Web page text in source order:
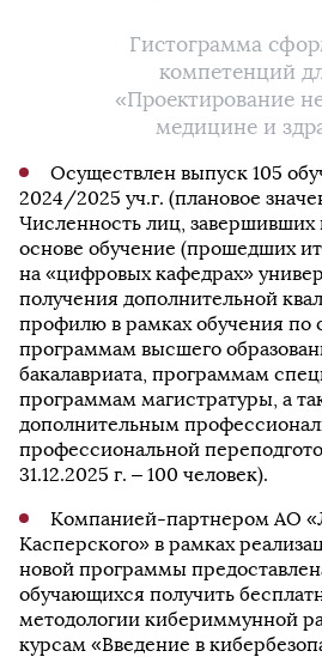
Гистограмма
компетенций
«Проектирование
медицине и
Осуществлен выпуск 105
2024/2025 уч.г. (плановое
Численность лиц, завершивших
основе обучение (прошедших
на «цифровых кафедрах»
получения дополнительной
профилю в рамках обучения по
программам высшего
бакалавриата, программам
программам магистратуры, а
дополнительным
профессиональной
31.12.2025 г. – 100 человек).
Компанией-партнером АО
Касперского» в рамках
новой программы
обучающихся получить
методологии кибериммунной
курсам «Введение в